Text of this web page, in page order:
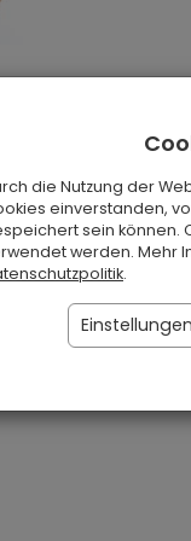
Angebot sind mit
einfach zu
ablegen
was ihn bei
geschliffen,
zu
die Nutzung der
einverstanden,
sein können.
werden. Mehr
.
Einstellungen